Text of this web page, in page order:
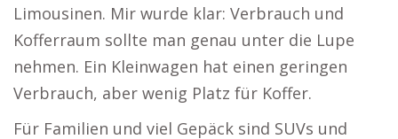
Limousinen. Mir wurde klar: Verbrauch und
Kofferraum sollte man genau unter die Lupe
nehmen. Ein Kleinwagen hat einen geringen
Verbrauch, aber wenig Platz für Koffer.
Für Familien und viel Gepäck sind SUVs und